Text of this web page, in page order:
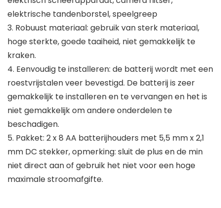
elektrische tandenborstel, speelgreep
3. Robuust materiaal: gebruik van sterk materiaal,
hoge sterkte, goede taaiheid, niet gemakkelijk te
kraken.
4. Eenvoudig te installeren: de batterij wordt met een
roestvrijstalen veer bevestigd. De batterij is zeer
gemakkelijk te installeren en te vervangen en het is
niet gemakkelijk om andere onderdelen te
beschadigen.
5. Pakket: 2 x 8 AA batterijhouders met 5,5 mm x 2,1
mm DC stekker, opmerking: sluit de plus en de min
niet direct aan of gebruik het niet voor een hoge
maximale stroomafgifte.